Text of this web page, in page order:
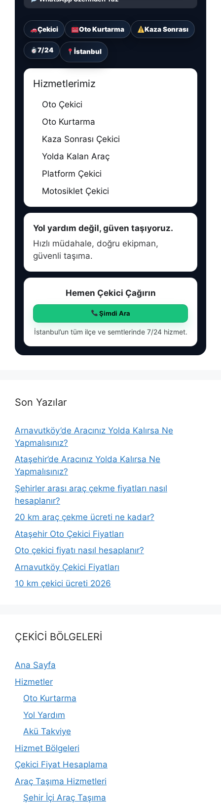
Çekici Oto Kurtarma Kaza Sonrası
7/24 İstanbul
Hizmetlerimiz
Oto Çekici
Oto Kurtarma
Kaza Sonrası Çekici
Yolda Kalan Araç
Platform Çekici
Motosiklet Çekici
Yol yardım değil, güven taşıyoruz.
Hızlı müdahale, doğru ekipman,
güvenli taşıma.
Hemen Çekici Çağırın
Şimdi Ara
İstanbul’un tüm ilçe ve semtlerinde 7/24 hizmet.
Son Yazılar
Arnavutköy’de Aracınız Yolda Kalırsa Ne
Yapmalısınız?
Ataşehir’de Aracınız Yolda Kalırsa Ne
Yapmalısınız?
Şehirler arası araç çekme fiyatları nasıl
hesaplanır?
20 km araç çekme ücreti ne kadar?
Ataşehir Oto Çekici Fiyatları
Oto çekici fiyatı nasıl hesaplanır?
Arnavutköy Çekici Fiyatları
10 km çekici ücreti 2026
ÇEKİCİ BÖLGELERİ
Ana Sayfa
Hizmetler
Oto Kurtarma
Yol Yardım
Akü Takviye
Hizmet Bölgeleri
Çekici Fiyat Hesaplama
Araç Taşıma Hizmetleri
Şehir İçi Araç Taşıma